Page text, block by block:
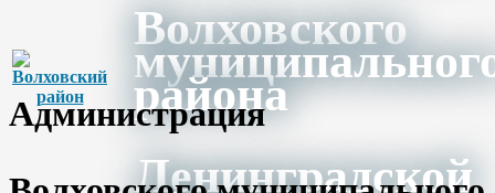
Волховского
района
Ленинградской
Администрация